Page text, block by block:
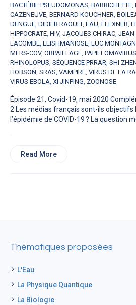
BACTÉRIE PSEUDOMONAS, BARBICHETTE,
CAZENEUVE, BERNARD KOUCHNER,
DENGUE, DIDIER RAOULT, EAU, FLEXNER,
HIPPOCRATE, HIV, JACQUES CHIRAC,
LACOMBE, LEISHMANIOSE, LUC
MERS-COV, ORPAILLAGE, PAPILLOMAVIRUS
RHINOLOPUS, SÉQUENCE PRRAR, SHI
HOBSON, SRAS, VAMPIRE, VIRUS DE LA
VIRUS EBOLA, XI JINPING, ZOONOSE
Épisode 21, Covid-19, mai 2020
2 Les médias français sont-ils objectifs
l’épidémie de COVID-19 ? La question
Read More
Thématiques proposées
L'Eau
La Physique Quantique
La Biologie